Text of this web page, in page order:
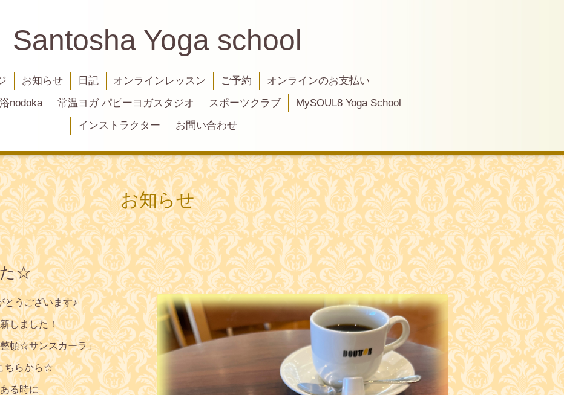
Santosha Yoga school
お知らせ 日記 オンラインレッスン ご予約
オンラインのお支払い
nodoka
常温ヨガ パピーヨガスタジオ スポーツクラブ
MySOUL8 Yoga School
インストラクター
お問い合わせ
お知らせ
た☆
とうございます♪
しました！
頓☆サンスカーラ」
ちらから☆
る時に